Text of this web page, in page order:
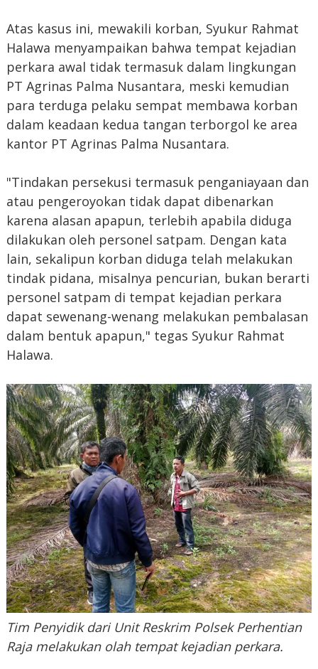
Atas kasus ini, mewakili korban, Syukur Rahmat
Halawa menyampaikan bahwa tempat kejadian
perkara awal tidak termasuk dalam lingkungan
PT Agrinas Palma Nusantara, meski kemudian
para terduga pelaku sempat membawa korban
dalam keadaan kedua tangan terborgol ke area
kantor PT Agrinas Palma Nusantara.
"Tindakan persekusi termasuk penganiayaan dan
atau pengeroyokan tidak dapat dibenarkan
karena alasan apapun, terlebih apabila diduga
dilakukan oleh personel satpam. Dengan kata
lain, sekalipun korban diduga telah melakukan
tindak pidana, misalnya pencurian, bukan berarti
personel satpam di tempat kejadian perkara
dapat sewenang-wenang melakukan pembalasan
dalam bentuk apapun," tegas Syukur Rahmat
Halawa.
Tim Penyidik dari Unit Reskrim Polsek Perhentian
Raja melakukan olah tempat kejadian perkara.